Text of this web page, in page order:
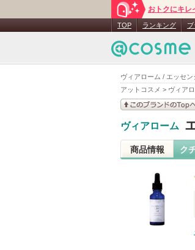
ヴィアローム / エッセ
アットコスメ > ヴィア
おトクにキレ
TOP ランキング
見る
ヴィアローム
商品情報 ク